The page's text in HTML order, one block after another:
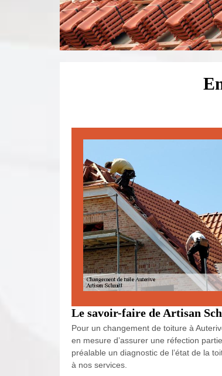
Le savoir-faire de Artisan
Pour un changement de toiture à
en mesure d’assurer une réfection
préalable un diagnostic de l’état de la
à nos services.